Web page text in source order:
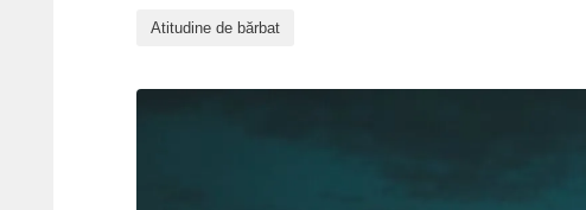
Atitudine de bărbat